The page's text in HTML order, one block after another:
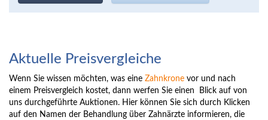
Aktuelle Preisvergleiche
Wenn Sie wissen möchten, was eine Zahnkrone vor und nach
einem Preisvergleich kostet, dann werfen Sie einen Blick auf von
uns durchgeführte Auktionen. Hier können Sie sich durch Klicken
auf den Namen der Behandlung über Zahnärzte informieren, die